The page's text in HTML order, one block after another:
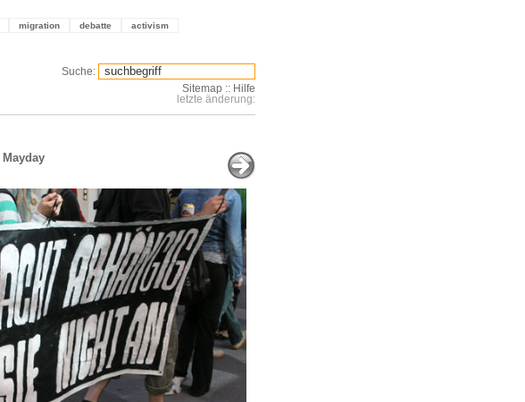
migration debatte activism
Suche:
Sitemap :: Hilfe
letzte änderung:
Mayday